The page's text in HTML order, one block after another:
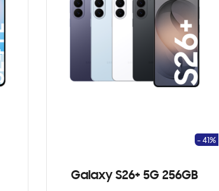
Galaxy S26+ 5G 256GB
- 41%